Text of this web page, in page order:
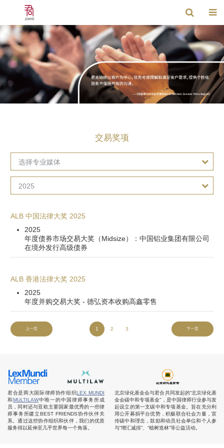
交易奖项
选择专业媒体
2025
ALB 中国法律大奖 2025
2025
年度债券市场交易大奖（Midsize）：中国铝业集团有限公司
在境外发行高级债券
ALB 香港法律大奖 2025
2025
年度并购交易大奖 - 德弘资本收购高鑫零售
上一页 1 2 3 下一页
君合是两大国际律师协作组织LEX MUNDI
和MULTILAW中唯一的中国律师事务所成
员，同时还与亚欧主要国家最优秀的一些律
师事务所建立BEST FRIENDS协作伙伴关
系。通过这些协作组织和伙伴，我们的优质
服务得以延伸至几乎世界每一个角落。
北京绿化基金会与君合共同发起的“北京绿化基
金会碳中和专项基金”，是中国律师行业参与发
起设立的第一支碳中和专项基金。旨在充分利
用公开募捐平台优势，积极联合社会力量，宣
传碳中和理念，鼓励和动员社会单位和个人参
与“增汇减排”、“植树造林”等公益活动。